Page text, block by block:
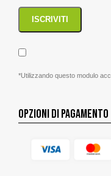
*Utilizzando questo modulo
OPZIONI DI PAGAMENTO